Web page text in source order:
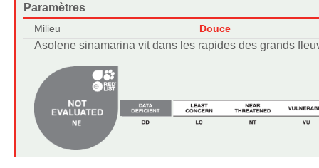
Paramètres
Milieu Douce
Asolene sinamarina vit dans les rapides des grands